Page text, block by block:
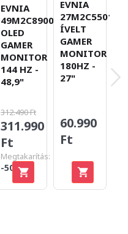
EVNIA
49M2C8900L/00
OLED
GAMER
MONITOR
144 HZ -
48,9"
312.490 Ft
311.990
Ft
Megtakarítás:
-500 Ft
EVNIA
27M2C5501/00
ÍVELT
GAMER
MONITOR
180HZ -
27"
60.990
Ft